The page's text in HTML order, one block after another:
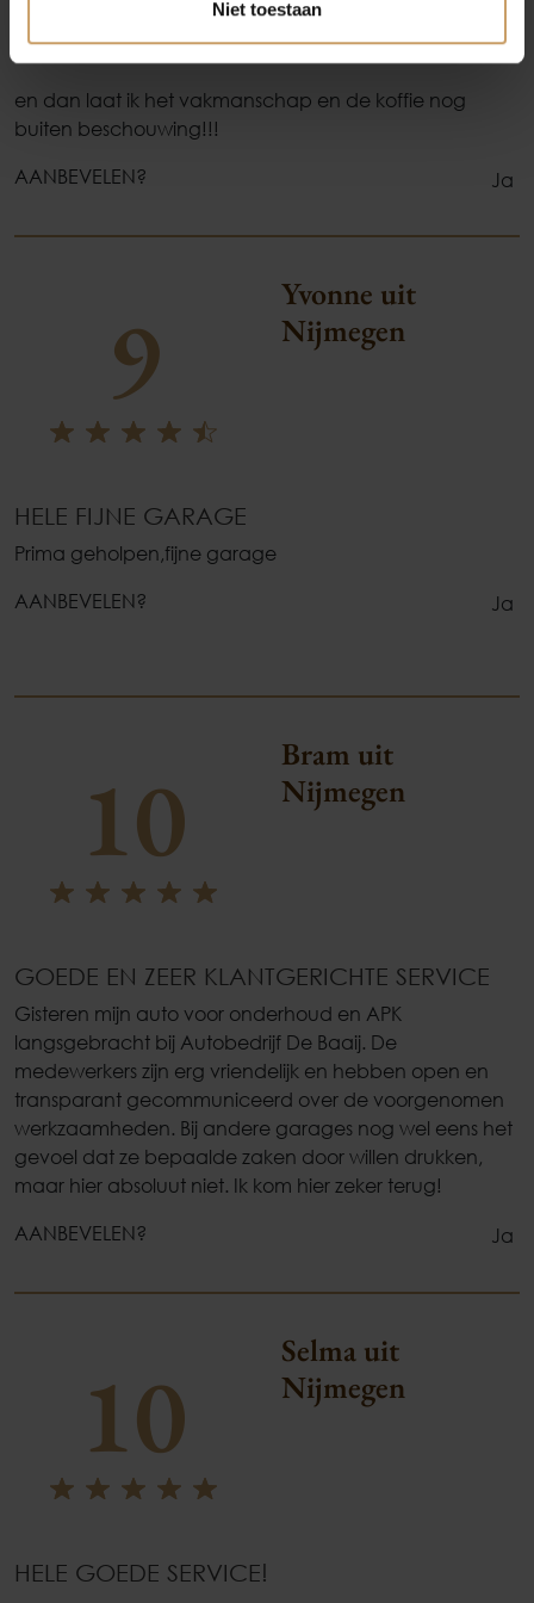
Niet toestaan
de snelheid
en dan laat ik het vakmanschap en de koffie nog
buiten beschouwing!!!
AANBEVELEN?
Ja
9
Yvonne uit
Nijmegen
HELE FIJNE GARAGE
Prima geholpen,fijne garage
AANBEVELEN?
Ja
10
Bram uit
Nijmegen
GOEDE EN ZEER KLANTGERICHTE SERVICE
Gisteren mijn auto voor onderhoud en APK
langsgebracht bij Autobedrijf De Baaij. De
medewerkers zijn erg vriendelijk en hebben open en
transparant gecommuniceerd over de voorgenomen
werkzaamheden. Bij andere garages nog wel eens het
gevoel dat ze bepaalde zaken door willen drukken,
maar hier absoluut niet. Ik kom hier zeker terug!
AANBEVELEN?
Ja
10
Selma uit
Nijmegen
HELE GOEDE SERVICE!